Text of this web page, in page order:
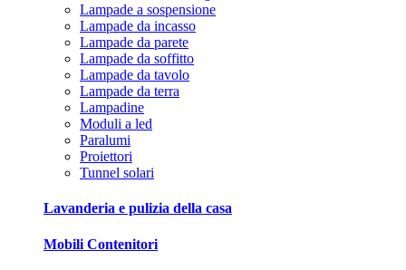
Lampade a sospensione
Lampade da incasso
Lampade da parete
Lampade da soffitto
Lampade da tavolo
Lampade da terra
Lampadine
Moduli a led
Paralumi
Proiettori
Tunnel solari
Lavanderia e pulizia della casa
Mobili Contenitori